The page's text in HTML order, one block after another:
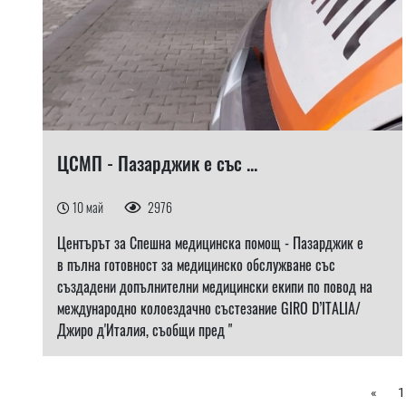
ЦСМП - Пазарджик е със ...
10 май 2976
Центърът за Спешна медицинска помощ - Пазарджик е
в пълна готовност за медицинско обслужване със
създадени допълнителни медицински екипи по повод на
международно колоездачно състезание GIRO D’ITALIA/
Джиро д'Италия, съобщи пред "
« 1